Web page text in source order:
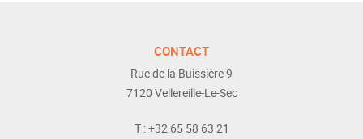
CONTACT
Rue de la Buissière 9
7120 Vellereille-Le-Sec
T :+32 65 58 63 21